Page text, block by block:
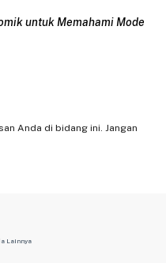
untuk Memahami Mode
Anda di bidang ini. Jangan
Lainnya